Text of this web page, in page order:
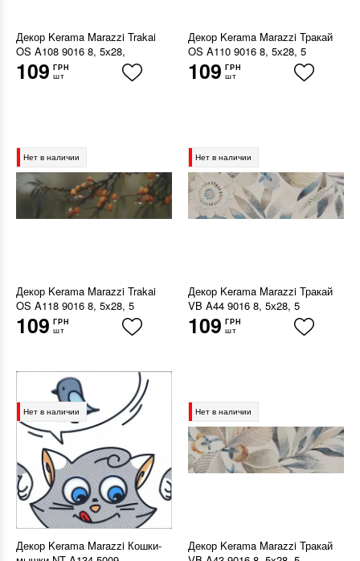
Декор Kerama Marazzi Trakai
OS A108 9016 8, 5х28,
109 ГРН
шт
Декор Kerama Marazzi Тракай
OS A110 9016 8, 5х28, 5
109 ГРН
шт
Нет в наличии
Декор Kerama Marazzi Trakai
OS A118 9016 8, 5x28, 5
109 ГРН
шт
Нет в наличии
Декор Kerama Marazzi Тракай
VB A44 9016 8, 5х28, 5
109 ГРН
шт
Нет в наличии
Декор Kerama Marazzi Кошки-
Нет в наличии
Декор Kerama Marazzi Тракай